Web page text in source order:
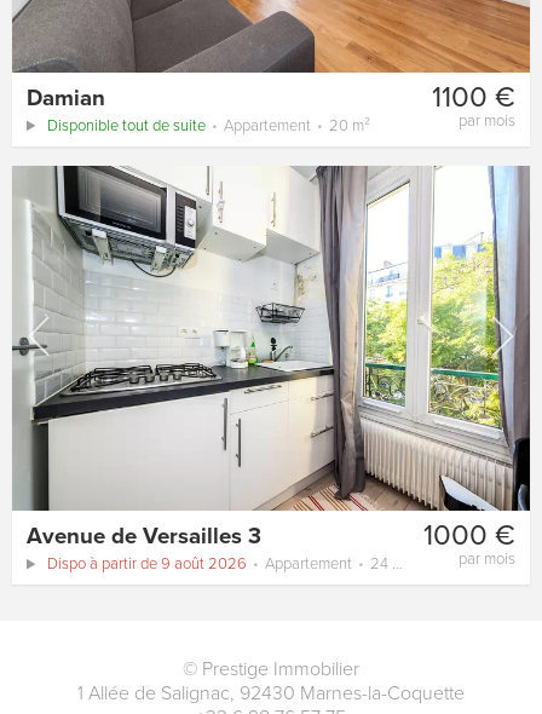
1100 €
par mois
Damian
Disponible tout de suite Appartement 20 m²
1000 €
par mois
Avenue de Versailles 3
Dispo à partir de 9 août 2026 Appartement 24 m²
© Prestige Immobilier
1 Allée de Salignac, 92430 Marnes-la-Coquette